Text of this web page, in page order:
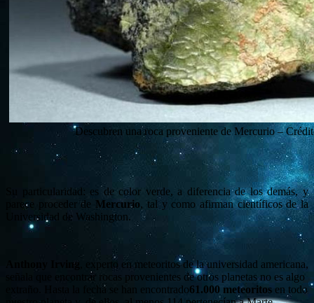
Descubren una roca proveniente de Mercurio –
Su particularidad: es de color verde, a diferencia de los demás, y
parece proceder de Mercurio, tal y como afirman científicos de la
Universidad de Washington.
Anthony Irving , experto en meteoritos de la universidad americana,
señala que encontrar rocas provenientes de otros planetas no es algo
extraño. Hasta la fecha se han encontrado61.000 meteoritos en todo